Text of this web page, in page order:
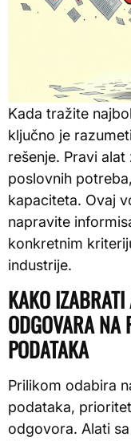
Kada tražite
ključno je
rešenje. Pravi
poslovnih
kapaciteta. Ovaj
napravite
konkretnim
industrije.
KAKO
ODGOVARA NA
PODATAKA
Prilikom odabira
podataka,
odgovora. Alati